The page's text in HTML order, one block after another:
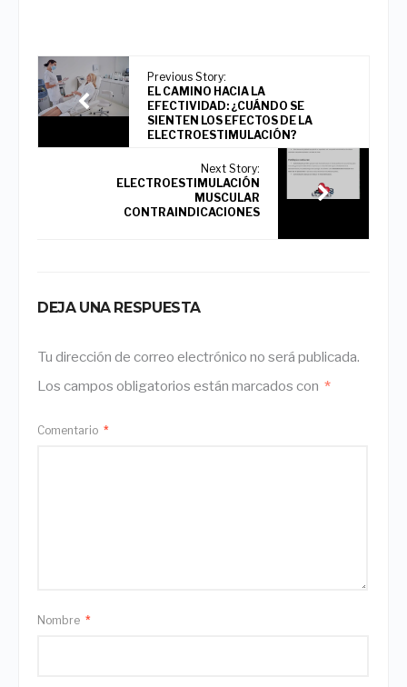
Previous Story:
EL CAMINO HACIA LA
EFECTIVIDAD: ¿CUÁNDO SE
SIENTEN LOS EFECTOS DE LA
ELECTROESTIMULACIÓN?
Next Story:
ELECTROESTIMULACIÓN
MUSCULAR
CONTRAINDICACIONES
DEJA UNA RESPUESTA
Tu dirección de correo electrónico no será publicada.
Los campos obligatorios están marcados con *
Comentario *
Nombre *